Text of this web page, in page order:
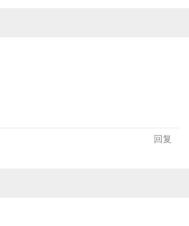
回复